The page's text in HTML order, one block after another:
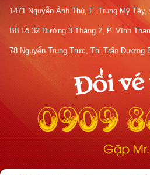
1471 Nguyễn Ảnh Thủ, F. Trung Mỹ Tây,
B8 Lô 32 Đường 3 Tháng 2, P. Vĩnh
78 Nguyễn Trung Trực, Thị Trấn Dương